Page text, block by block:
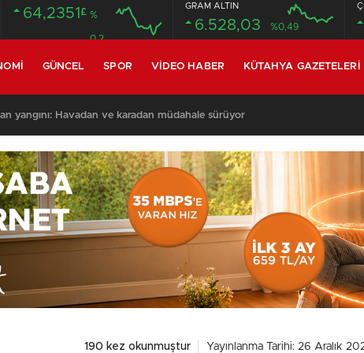
64,2351 £ %
0.2
GRAM ALTIN
6.528,03 %0,49
GÜNCEL SPOR VIDEO HABER KÜTAHYA GAZETELERI
yangını: Havadan ve karadan müdahale sürüyor
190 kez okunmuştur Yayınlanma Tarihi: 26 Aralık